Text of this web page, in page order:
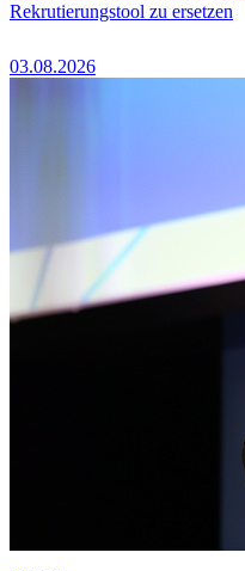
Rekrutierungstool zu ersetzen
03.08.2026